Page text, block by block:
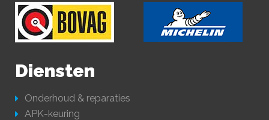
Diensten
Onderhoud & reparaties
APK-keuring